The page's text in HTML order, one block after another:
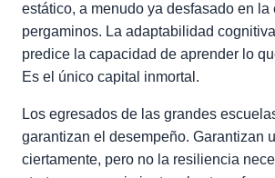
estático, a menudo ya desfasado en la
pergaminos. La adaptabilidad
predice la capacidad de aprender lo
Es el único capital inmortal.
Los egresados de las grandes
garantizan el desempeño. Garantizan
ciertamente, pero no la resiliencia